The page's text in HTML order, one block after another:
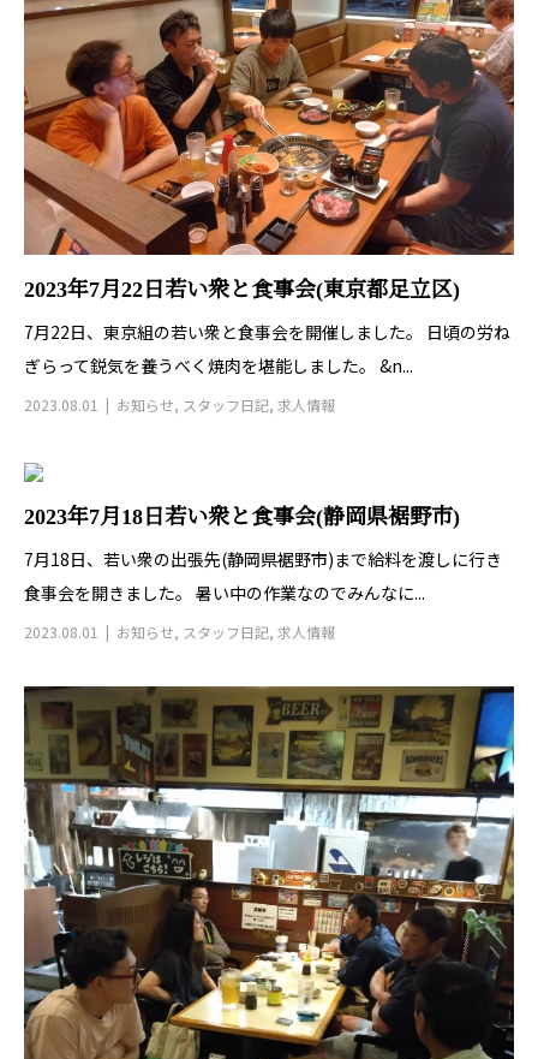
2023年7月22日若い衆と食事会(東京都足立区)
7月22日、東京組の若い衆と食事会を開催しました。 日頃の労ね
ぎらって鋭気を養うべく焼肉を堪能しました。 &n...
2023.08.01 お知らせ, スタッフ日記, 求人情報
2023年7月18日若い衆と食事会(静岡県裾野市)
7月18日、若い衆の出張先(静岡県裾野市)まで給料を渡しに行き
食事会を開きました。 暑い中の作業なのでみんなに...
2023.08.01 お知らせ, スタッフ日記, 求人情報